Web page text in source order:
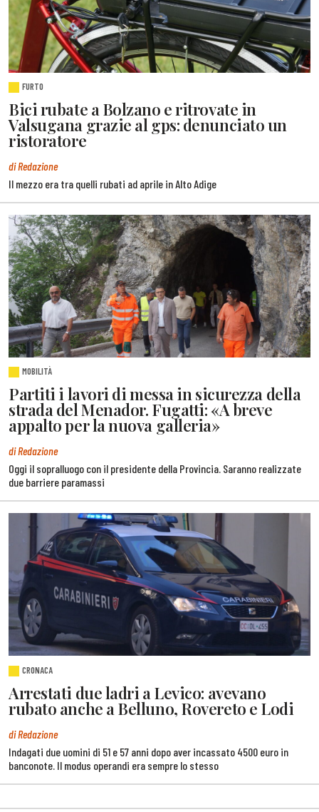
FURTO
Bici rubate a Bolzano e ritrovate in
Valsugana grazie al gps: denunciato un
ristoratore
di Redazione
Il mezzo era tra quelli rubati ad aprile in Alto Adige
MOBILITÀ
Partiti i lavori di messa in sicurezza della
strada del Menador. Fugatti: «A breve
appalto per la nuova galleria»
di Redazione
Oggi il sopralluogo con il presidente della Provincia. Saranno realizzate
due barriere paramassi
CRONACA
Arrestati due ladri a Levico: avevano
rubato anche a Belluno, Rovereto e Lodi
di Redazione
Indagati due uomini di 51 e 57 anni dopo aver incassato 4500 euro in
banconote. Il modus operandi era sempre lo stesso